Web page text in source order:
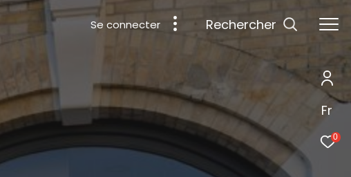
Fr
0
Se connecter rechercher